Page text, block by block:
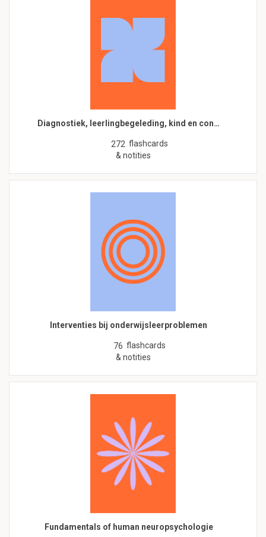
Diagnostiek, leerlingbegeleding, kind en con…
272 flashcards
& notities
Interventies bij onderwijsleerproblemen
76 flashcards
& notities
Fundamentals of human neuropsychologie